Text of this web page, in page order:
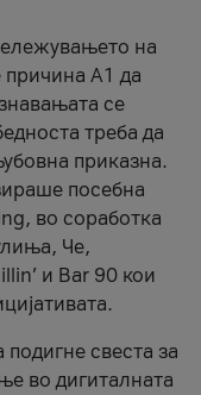
на
причина А1 да
се
треба да
приказна.
посебна
во соработка
Че,
и Bar 90 кои
свеста за
во дигиталната